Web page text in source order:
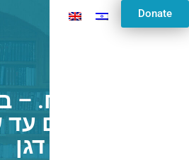
Donate
ברכות דף מח. –
מוציא אחרים
דגן